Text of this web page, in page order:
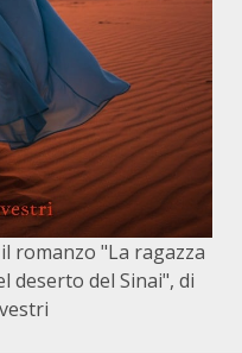
romanzo "La ragazza
deserto del Sinai", di